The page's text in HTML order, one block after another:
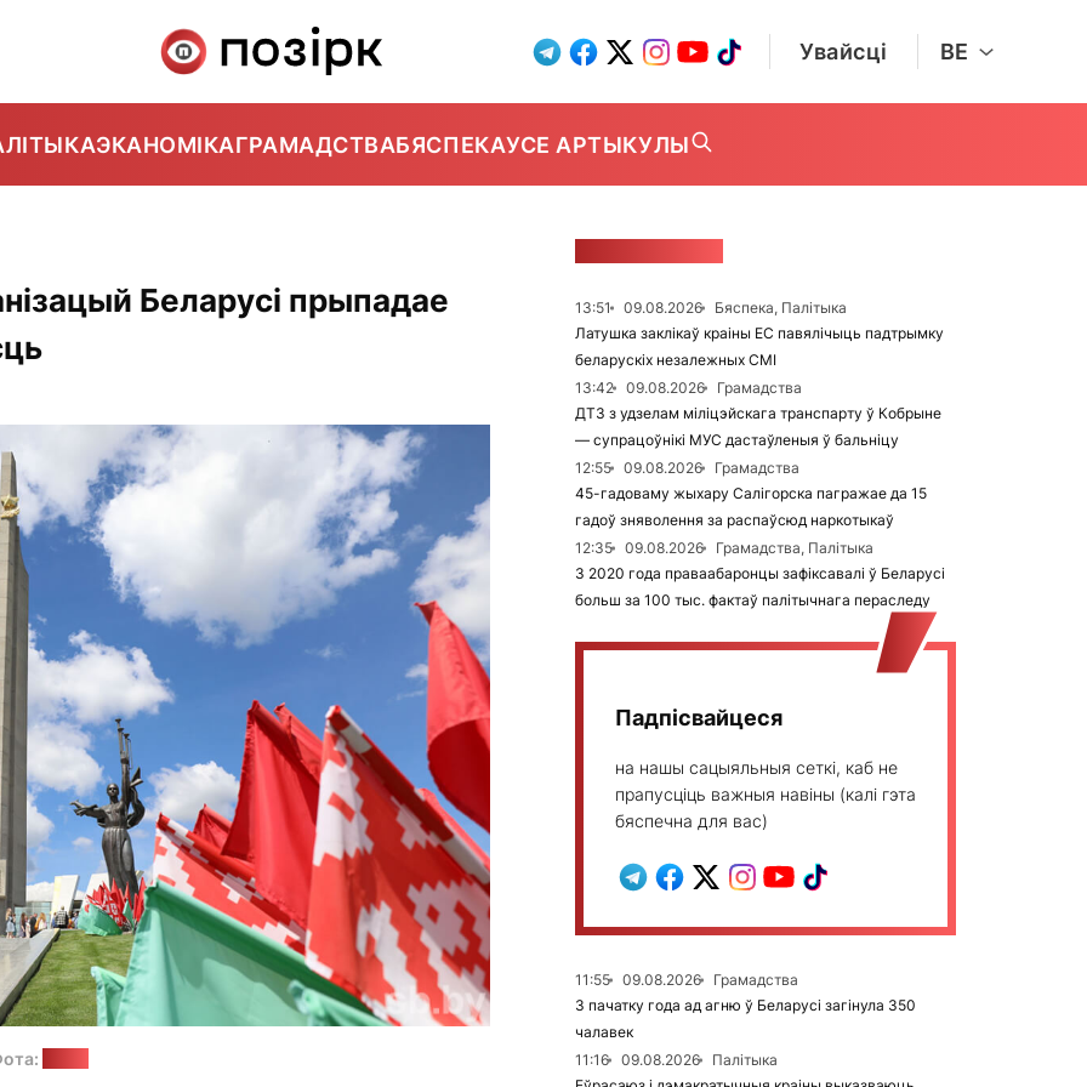
Увайсці BE
ЭКАНОМІКАГРАМАДСТВАБЯСПЕКАУСЕ АРТЫКУЛЫ
Беларусі прыпадае
13:51 09.08.2026
Бяспека, Палітыка
Латушка заклікаў краіны ЕС павялічыць падтрымку
беларускіх незалежных СМІ
13:42
09.08.2026
Грамадства
ДТЗ з удзелам міліцэйскага транспарту ў Кобрыне
— супрацоўнікі МУС дастаўленыя ў бальніцу
12:55
09.08.2026
Грамадства
45-гадоваму жыхару Салігорска пагражае да 15
гадоў зняволення за распаўсюд наркотыкаў
12:35
09.08.2026
Грамадства, Палітыка
З 2020 года праваабаронцы зафіксавалі ў Беларусі
больш за 100 тыс. фактаў палітычнага пераследу
Падпісвайцеся
на нашы сацыяльныя сеткі, каб не
прапусціць важныя навіны (калі гэта
бяспечна для вас)
11:55 09.08.2026
Грамадства
З пачатку года ад агню ў Беларусі загінула 350
чалавек
11:16
09.08.2026
Палітыка